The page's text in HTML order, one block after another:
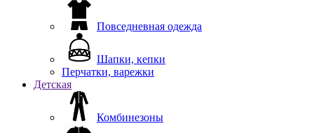
Повседневная одежда
Шапки, кепки
Перчатки, варежки
Детская
Комбинезоны